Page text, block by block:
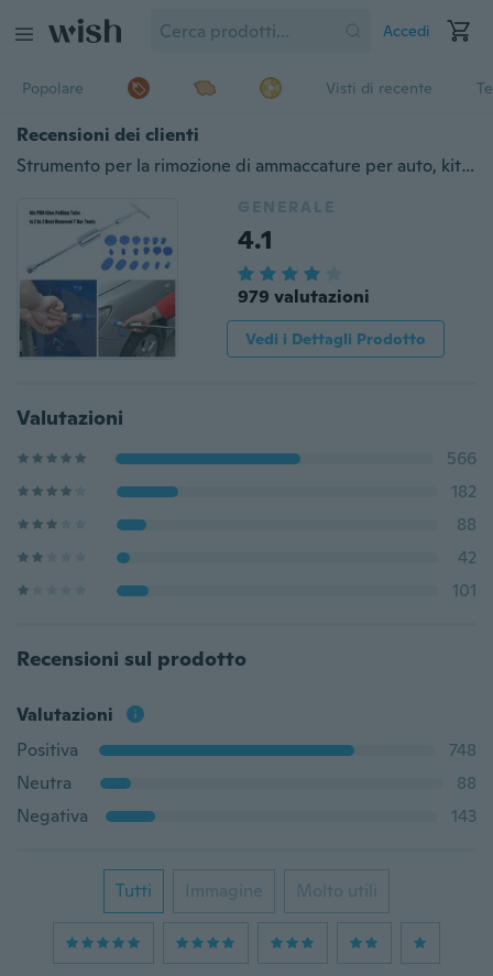
Accedi
Popolare Visti di recente
Recensioni dei clienti
Strumento per la rimozione di ammaccature per auto, kit estrattore per ammaccature senza vernice Strumenti a martello scorrevole con linguette blu ispessite da 18 pezzi per la rimozione di ammaccature carrozzeria fai-da-te
GENERALE
4.1
979 valutazioni
Vedi i Dettagli Prodotto
Valutazioni
566
182
88
42
101
Recensioni sul prodotto
Valutazioni
Positiva
748
Neutra
88
Negativa
143
Tutti Immagine Molto utili